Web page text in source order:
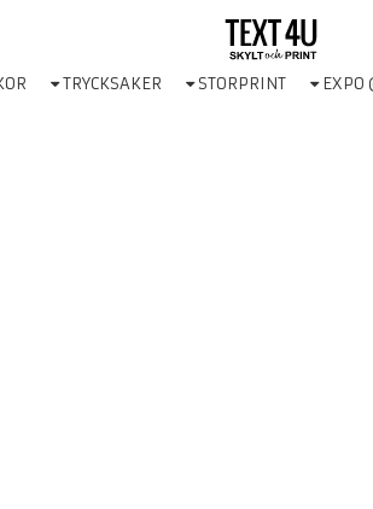
TRYCKSAKER STORPRINT EXPO